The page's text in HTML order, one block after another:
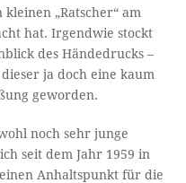
„Ratscher“ am
hat. Irgendwie stockt
des Händedrucks –
ja doch eine kaum
geworden.
noch sehr junge
seit dem Jahr 1959 in
Anhaltspunkt für die